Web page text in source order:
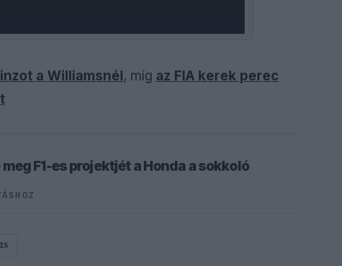
a Williamsnél, míg az FIA kerek perec
F1-es projektjét a Honda a sokkoló